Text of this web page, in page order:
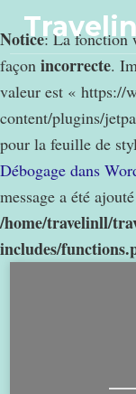
Notice: La fonction
façon incorrecte.
valeur est « https://
content/plugins/
pour la feuille de
Débogage dans
message a été
/home/travelinll/
includes/